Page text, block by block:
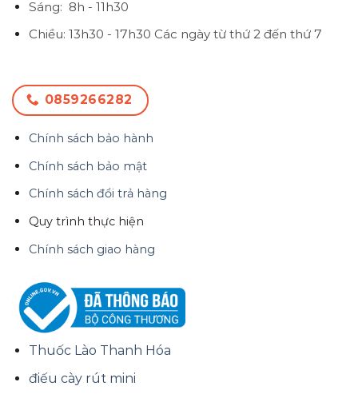
Sáng: 8h - 11h30
Chiều: 13h30 - 17h30 Các ngày từ thứ 2 đến thứ 7
0859266282
Chính sách bảo hành
Chính sách bảo mật
Chính sách đổi trả hàng
Quy trình thực hiện
Chính sách giao hàng
Thuốc Lào Thanh Hóa
điếu cày rút mini